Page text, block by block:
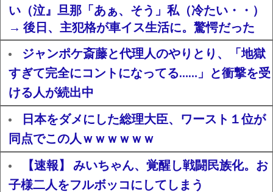
い（泣』旦那「あぁ、そう」私（冷たい・・）
→ 後日、主犯格が車イス生活に。驚愕だった
ジャンポケ斎藤と代理人のやりとり、「地獄
すぎて完全にコントになってる……」と衝撃を受
ける人が続出中
日本をダメにした総理大臣、ワースト１位が
同点でこの人ｗｗｗｗｗｗ
【速報】 みいちゃん、覚醒し戦闘民族化。お
子様二人をフルボッコにしてしまう